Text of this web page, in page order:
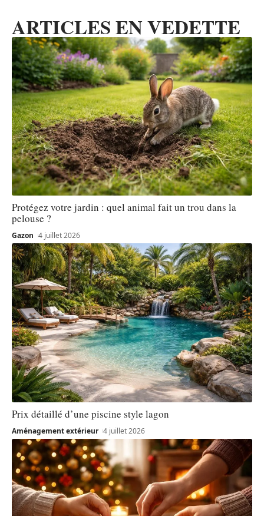
ARTICLES EN VEDETTE
Protégez votre jardin : quel animal fait un trou dans la
pelouse ?
Gazon 4 juillet 2026
Prix détaillé d’une piscine style lagon
Aménagement extérieur 4 juillet 2026